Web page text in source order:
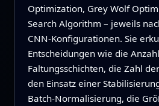
Optimization, Grey Wolf
Search Algorithm – jeweils
CNN‑Konfigurationen. Sie
Entscheidungen wie die
Faltungsschichten, die Zahl
den Einsatz einer
Batch‑Normalisierung, die